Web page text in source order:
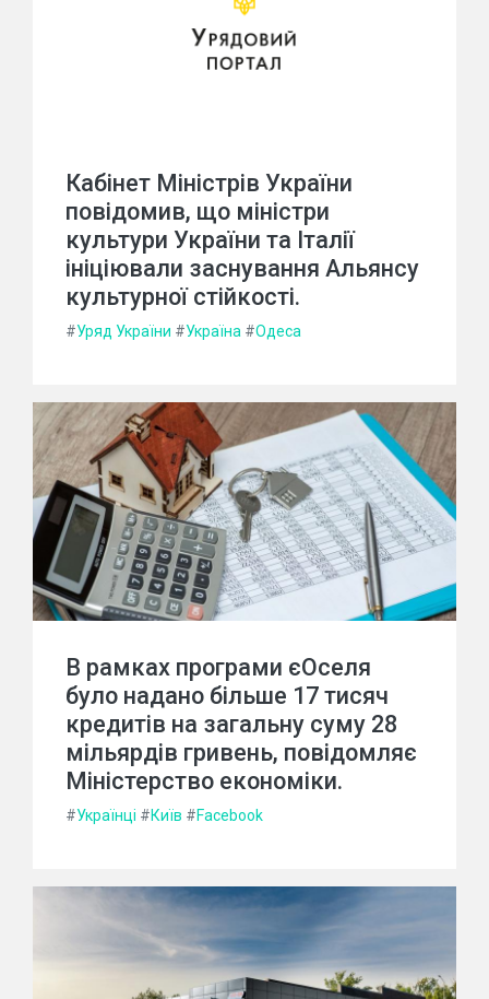
Кабінет Міністрів України
повідомив, що міністри
культури України та Італії
ініціювали заснування Альянсу
культурної стійкості.
#Уряд України #Україна #Одеса
В рамках програми єОселя
було надано більше 17 тисяч
кредитів на загальну суму 28
мільярдів гривень, повідомляє
Міністерство економіки.
#Українці #Київ #Facebook